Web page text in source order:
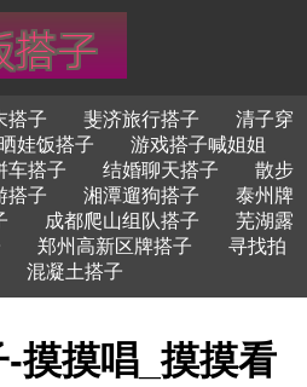
搭子 斐济旅行搭子
清子穿
晒娃饭搭子
游戏搭子喊姐姐
车搭子 结婚聊天搭子
散步
搭子 湘潭遛狗搭子
泰州牌
成都爬山组队搭子
芜湖露
郑州高新区牌搭子
寻找拍
混凝土搭子
摸摸唱_摸摸看